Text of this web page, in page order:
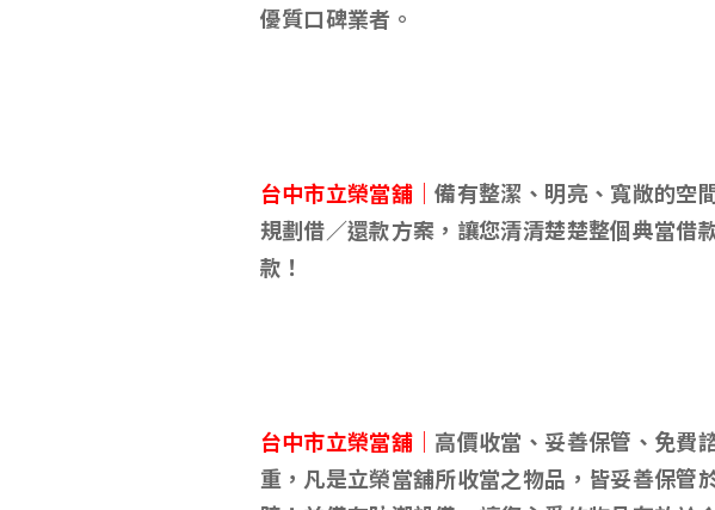
優質口碑業者。
台中市立榮當舖｜備有整潔、明亮、寬敞的空
規劃借／還款方案，讓您清清楚楚整個典當借
款！
台中市立榮當舖｜ 高價收當、妥善保管、免費
重，凡是立榮當舖所收當之物品，皆妥善保管